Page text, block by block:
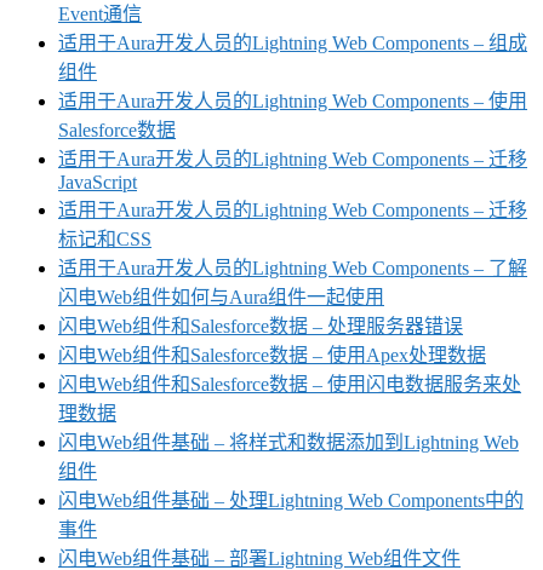
Event通信
适用于Aura开发人员的Lightning Web Components – 组成
组件
适用于Aura开发人员的Lightning Web Components – 使用
Salesforce数据
适用于Aura开发人员的Lightning Web Components – 迁移
JavaScript
适用于Aura开发人员的Lightning Web Components – 迁移
标记和CSS
适用于Aura开发人员的Lightning Web Components – 了解
闪电Web组件如何与Aura组件一起使用
闪电Web组件和Salesforce数据 – 处理服务器错误
闪电Web组件和Salesforce数据 – 使用Apex处理数据
闪电Web组件和Salesforce数据 – 使用闪电数据服务来处
理数据
闪电Web组件基础 – 将样式和数据添加到Lightning Web
组件
闪电Web组件基础 – 处理Lightning Web Components中的
事件
闪电Web组件基础 – 部署Lightning Web组件文件